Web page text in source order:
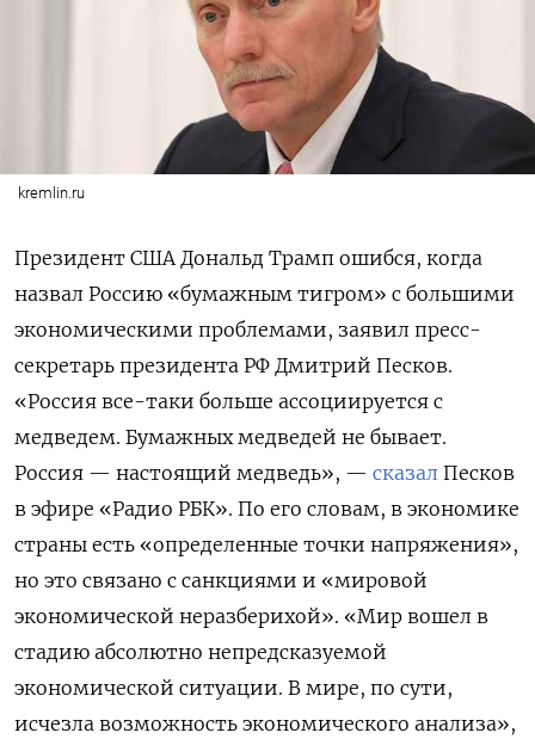
kremlin.ru
Президент США Дональд Трамп ошибся, когда
назвал Россию «бумажным тигром» с большими
экономическими проблемами, заявил пресс-
секретарь президента РФ Дмитрий Песков.
«Россия все-таки больше ассоциируется с
медведем. Бумажных медведей не бывает.
Россия — настоящий медведь», — сказал Песков
в эфире «Радио РБК». По его словам, в экономике
страны есть «определенные точки напряжения»,
но это связано с санкциями и «мировой
экономической неразберихой». «Мир вошел в
стадию абсолютно непредсказуемой
экономической ситуации. В мире, по сути,
исчезла возможность экономического анализа»,